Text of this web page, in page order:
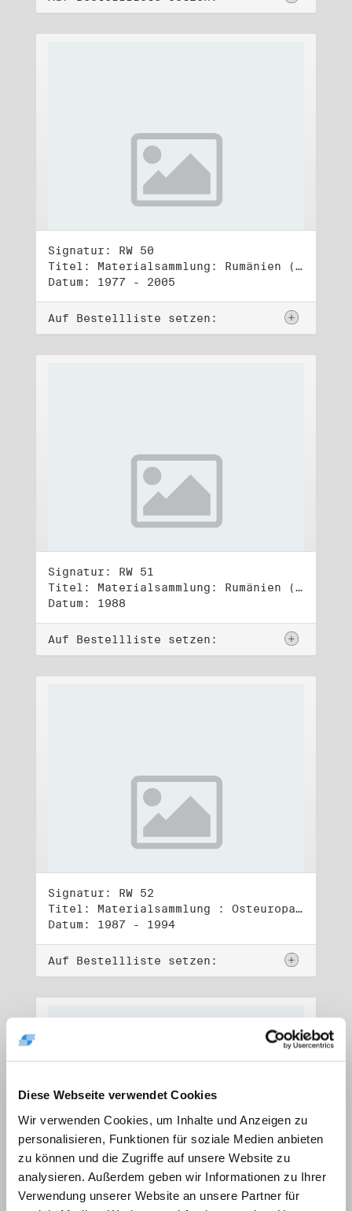
Diese Webseite verwendet Cookies
Wir verwenden Cookies, um Inhalte und Anzeigen zu
personalisieren, Funktionen für soziale Medien anbieten
zu können und die Zugriffe auf unsere Website zu
analysieren. Außerdem geben wir Informationen zu Ihrer
Verwendung unserer Website an unsere Partner für
Signatur: RW 50
Titel: Materialsammlung: Rumänien (1)
Datum: 1977 - 2005
Auf Bestellliste setzen:
Signatur: RW 51
Titel: Materialsammlung: Rumänien (2)
Datum: 1988
Auf Bestellliste setzen:
Signatur: RW 52
Titel: Materialsammlung : Osteuropa (1)
Datum: 1987 - 1994
Auf Bestellliste setzen: